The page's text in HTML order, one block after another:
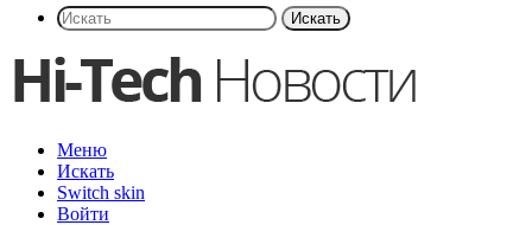
Искать
Меню
Искать
Switch skin
Войти